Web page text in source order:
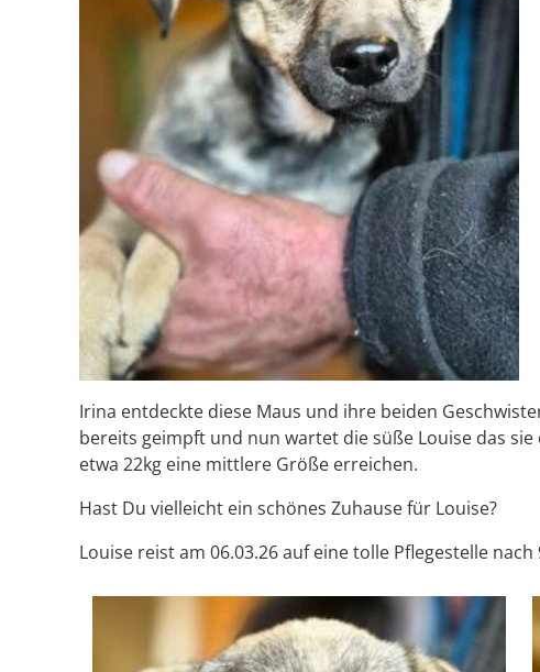
Irina entdeckte diese Maus und ihre beiden
bereits geimpft und nun wartet die süße Louise das
etwa 22kg eine mittlere Größe erreichen.
Hast Du vielleicht ein schönes Zuhause für Louise?
Louise reist am 06.03.26 auf eine tolle Pflegestelle nach